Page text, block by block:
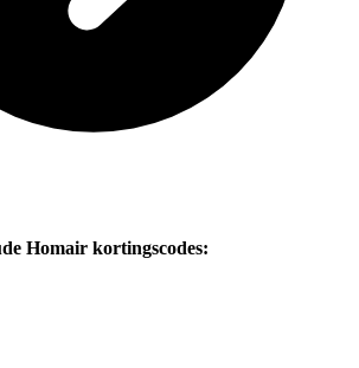
Homair kortingscodes: